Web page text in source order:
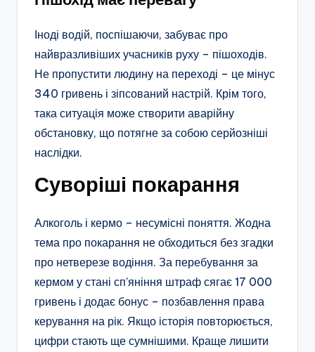
Іноді водій, поспішаючи, забуває про
найвразливіших учасників руху – пішоходів.
Не пропустити людину на переході – це мінус
340 гривень і зіпсований настрій. Крім того,
така ситуація може створити аварійну
обстановку, що потягне за собою серйозніші
наслідки.
Суворіші покарання
Алкоголь і кермо – несумісні поняття. Жодна
тема про покарання не обходиться без згадки
про нетверезе водіння. За перебування за
кермом у стані сп’яніння штраф сягає 17 000
гривень і додає бонус – позбавлення права
керування на рік. Якщо історія повторюється,
цифри стають ще сумнішими. Краще лишити